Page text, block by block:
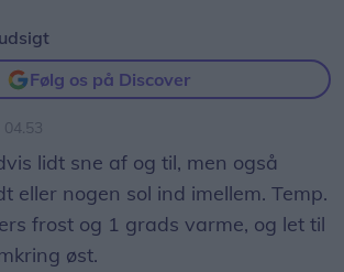
Følg os på Discover
lidt sne af og til, men også
eller nogen sol ind imellem. Temp.
frost og 1 grads varme, og let til
øst.